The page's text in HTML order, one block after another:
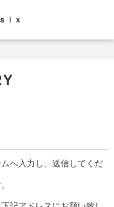
ｉｘ
へ入力し、送信してくだ